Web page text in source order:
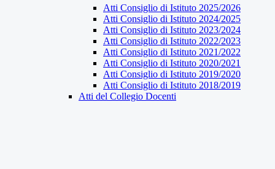
Atti Consiglio di Istituto 2025/2026
Atti Consiglio di Istituto 2024/2025
Atti Consiglio di Istituto 2023/2024
Atti Consiglio di Istituto 2022/2023
Atti Consiglio di Istituto 2021/2022
Atti Consiglio di Istituto 2020/2021
Atti Consiglio di Istituto 2019/2020
Atti Consiglio di Istituto 2018/2019
Atti del Collegio Docenti